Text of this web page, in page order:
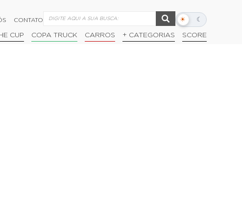
CONTATO ☀ ☾
Alternar
escuro
CUP COPA TRUCK CARROS + CATEGORIAS SCORE